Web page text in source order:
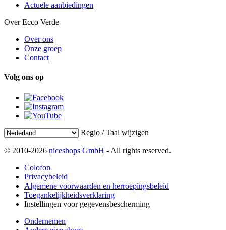
Actuele aanbiedingen
Over Ecco Verde
Over ons
Onze groep
Contact
Volg ons op
Regio / Taal wijzigen
© 2010-2026 niceshops GmbH - All rights reserved.
Colofon
Privacybeleid
Algemene voorwaarden en herroepingsbeleid
Toegankelijkheidsverklaring
Instellingen voor gegevensbescherming
Ondernemen